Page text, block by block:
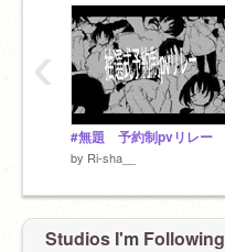
#無題 予約制pvリレー
by Ri-sha__
‹
Studios I'm Following